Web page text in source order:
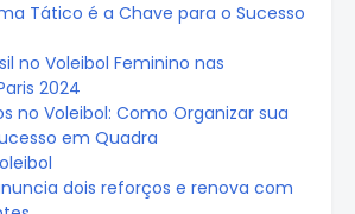
Tático é a Chave para o Sucesso
no Voleibol Feminino nas
2024
no Voleibol: Como Organizar sua
em Quadra
dois reforços e renova com